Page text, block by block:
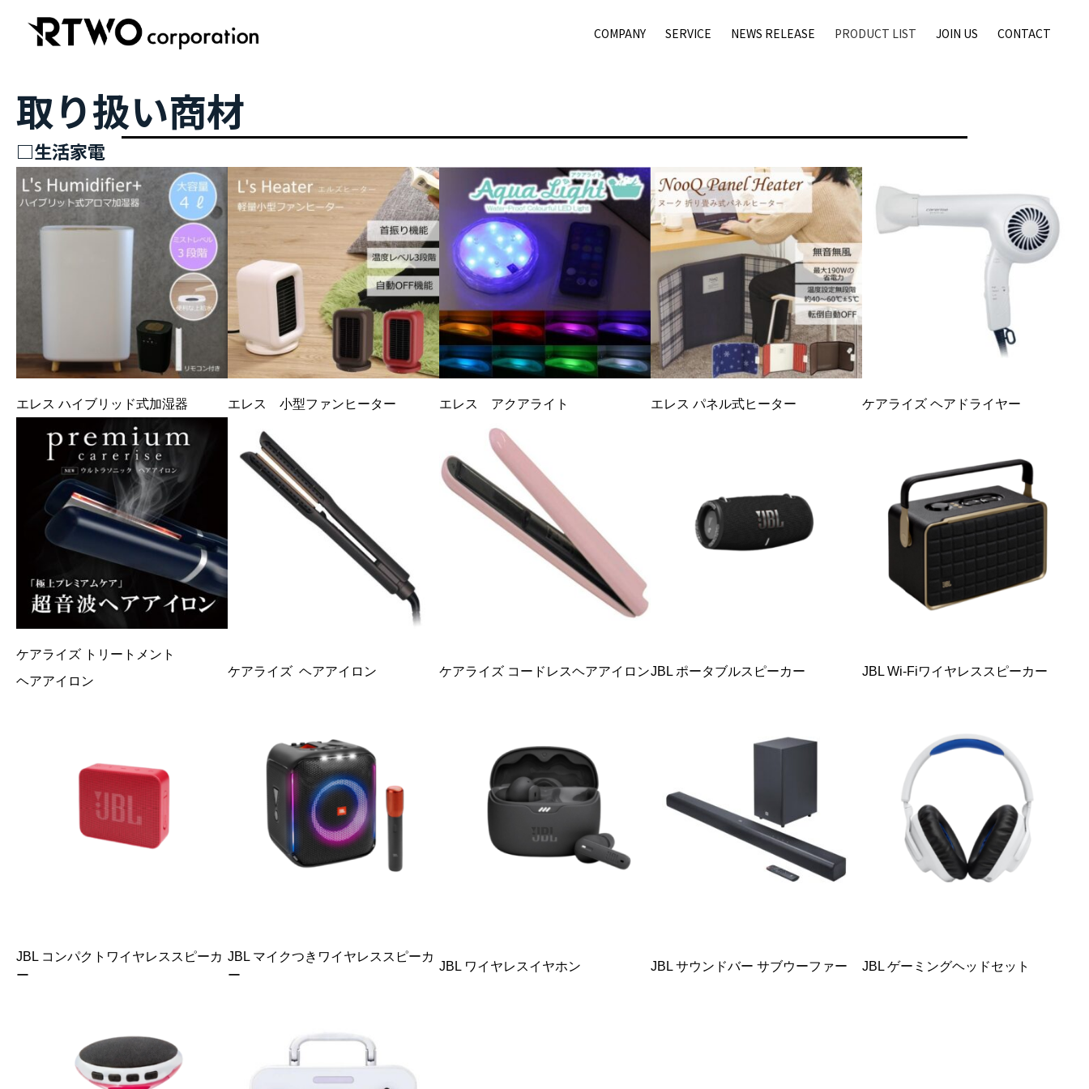
COMPANY SERVICE NEWS RELEASE PRODUCT LIST JOIN US CONTACT
取り扱い商材
□生活家電
エレス ハイブリッド式加湿器 エレス 小型ファンヒーター エレス アクアライト エレス パネル式ヒーター ケアライズ ヘアドライヤー
ケアライズ トリートメント
ヘアアイロン
ケアライズ ヘアアイロン ケアライズ コードレスヘアアイロンJBL ポータブルスピーカー JBL Wi-Fiワイヤレススピーカー
JBL コンパクトワイヤレススピーカ
ー
JBL マイクつきワイヤレススピーカ
ー
JBL ワイヤレスイヤホン JBL サウンドバー サブウーファー JBL ゲーミングヘッドセット